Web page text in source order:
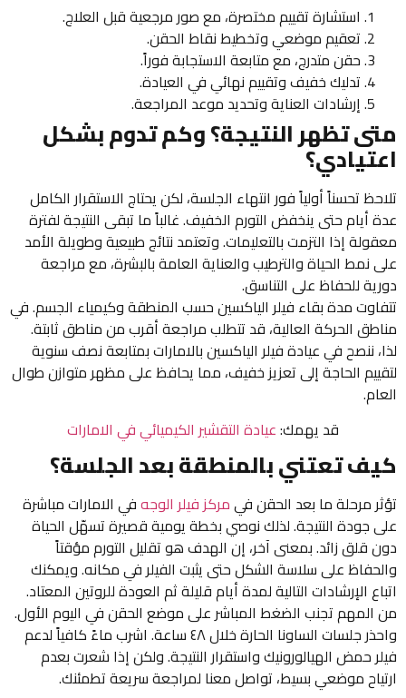
استشارة تقييم مختصرة، مع صور مرجعية قبل العلاج.
تعقيم موضعي وتخطيط نقاط الحقن.
حقن متدرج، مع متابعة الاستجابة فوراً.
تدليك خفيف وتقييم نهائي في العيادة.
إرشادات العناية وتحديد موعد المراجعة.
متى تظهر النتيجة؟ وكم تدوم بشكل
اعتيادي؟
تلاحظ تحسناً أولياً فور انتهاء الجلسة، لكن يحتاج الاستقرار الكامل
عدة أيام حتى ينخفض التورم الخفيف. غالباً ما تبقى النتيجة لفترة
معقولة إذا التزمت بالتعليمات. وتعتمد نتائج طبيعية وطويلة الأمد
على نمط الحياة والترطيب والعناية العامة بالبشرة، مع مراجعة
دورية للحفاظ على التناسق.
تتفاوت مدة بقاء فيلر الياكسين حسب المنطقة وكيمياء الجسم. في
مناطق الحركة العالية، قد تتطلب مراجعة أقرب من مناطق ثابتة.
لذا، ننصح في عيادة فيلر الياكسين بالامارات بمتابعة نصف سنوية
لتقييم الحاجة إلى تعزيز خفيف، مما يحافظ على مظهر متوازن طوال
العام.
قد يهمك:عيادة التقشير الكيميائي في الامارات
كيف تعتني بالمنطقة بعد الجلسة؟
تؤثر مرحلة ما بعد الحقن فيمركز فيلر الوجهفي الامارات مباشرة
على جودة النتيجة. لذلك نوصي بخطة يومية قصيرة تسهّل الحياة
دون قلق زائد. بمعنى آخر، إن الهدف هو تقليل التورم مؤقتاً
والحفاظ على سلاسة الشكل حتى يثبت الفيلر في مكانه. ويمكنك
اتباع الإرشادات التالية لمدة أيام قليلة ثم العودة للروتين المعتاد.
من المهم تجنب الضغط المباشر على موضع الحقن في اليوم الأول.
واحذر جلسات الساونا الحارة خلال ٤٨ ساعة. اشرب ماءً كافياً لدعم
فيلر حمض الهيالورونيك واستقرار النتيجة. ولكن إذا شعرت بعدم
ارتياح موضعي بسيط، تواصل معنا لمراجعة سريعة تطمئنك.